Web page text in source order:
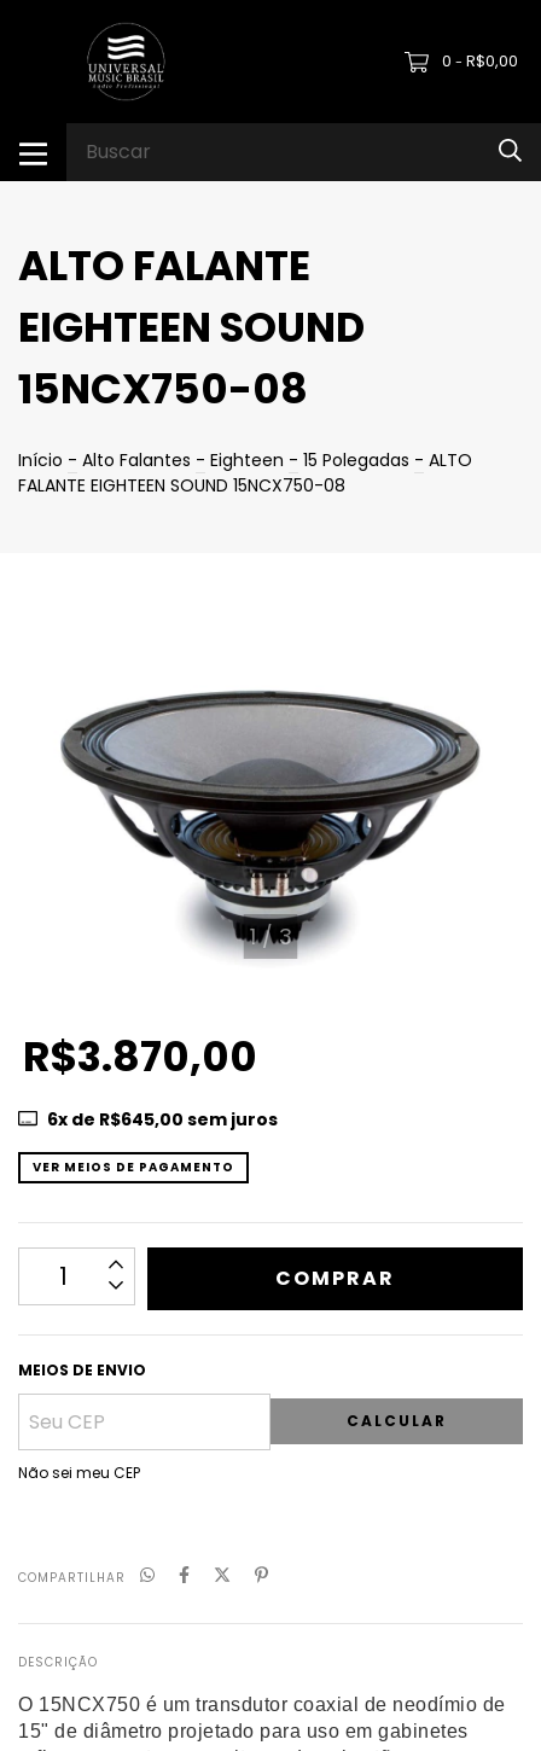
0 - R$0,00
ALTO FALANTE
EIGHTEEN SOUND
15NCX750-08
Início - Alto Falantes - Eighteen - 15 Polegadas - ALTO
FALANTE EIGHTEEN SOUND 15NCX750-08
1/3
R$3.870,00
6x de R$645,00 sem juros
VER MEIOS DE PAGAMENTO
MEIOS DE ENVIO
CALCULAR
Não sei meu CEP
COMPARTILHAR
DESCRIÇÃO
O 15NCX750 é um transdutor coaxial de neodímio de
15" de diâmetro projetado para uso em gabinetes